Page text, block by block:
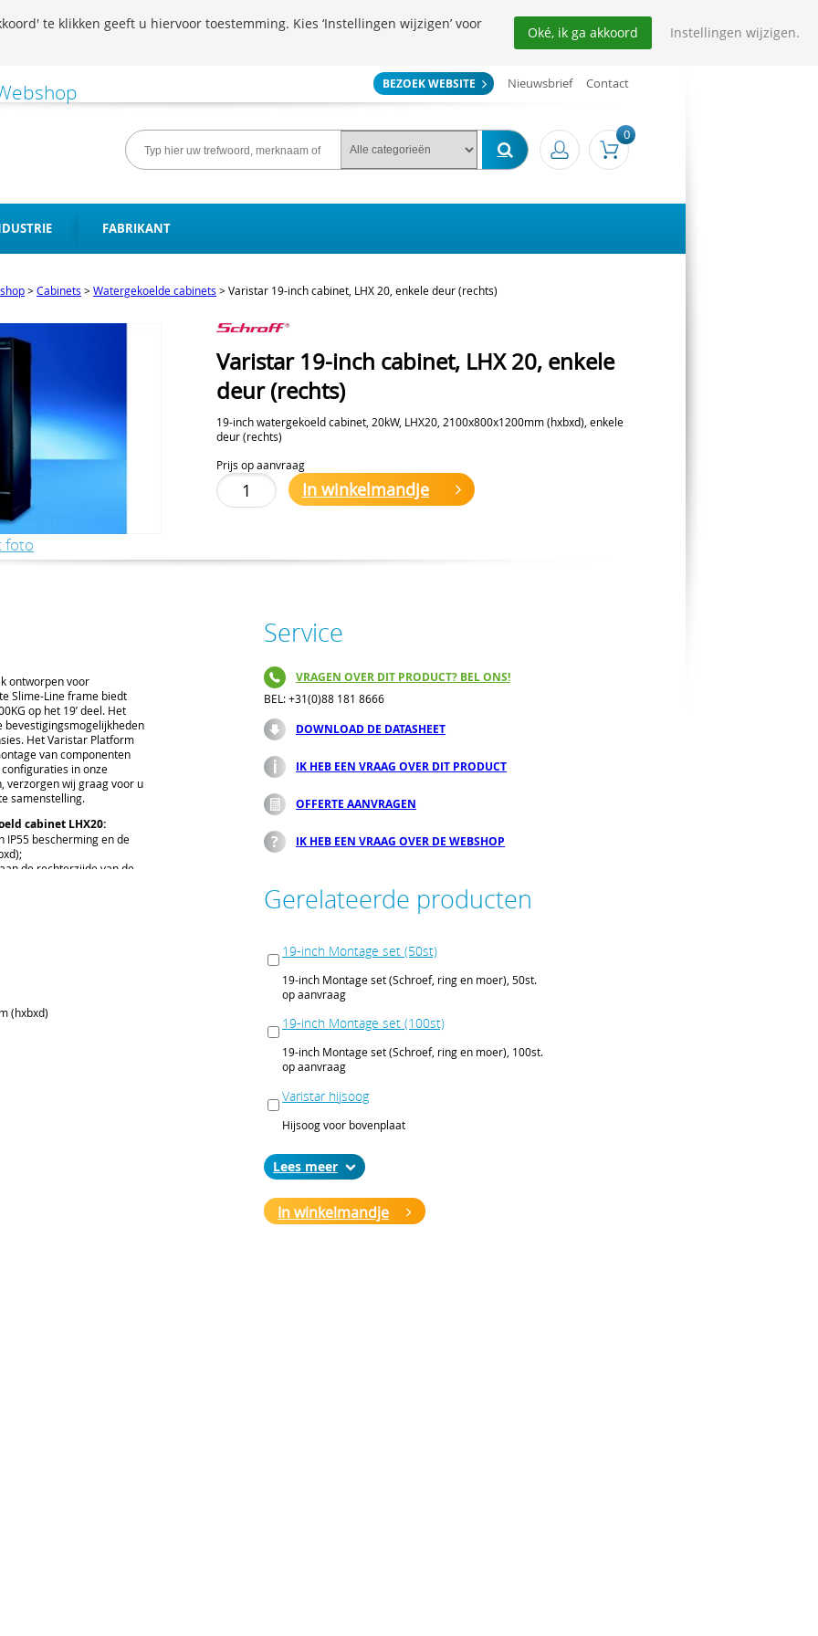
BEZOEK WEBSITE Nieuwsbrief Contact
0
FABRIKANT
>Cabinets >Watergekoelde cabinets >Varistar 19-inch cabinet, LHX 20, enkele deur (rechts)
foto
Varistar 19-inch cabinet, LHX 20, enkele
deur (rechts)
19-inch watergekoeld cabinet, 20kW, LHX20, 2100x800x1200mm (hxbxd), enkele
deur (rechts)
Prijs op aanvraag
In winkelmandje
ontworpen voor
Slime-Line frame biedt
op het 19’ deel. Het
bevestigingsmogelijkheden
Het Varistar Platform
van componenten
in onze
verzorgen wij graag voor u
samenstelling.
cabinet LHX20:
IP55 bescherming en de
de rechterzijde van de
vervangen;
en condens
schroeven M6 en/of
draagvermogen van
gemonteerd op 225mm;
verbonden aan
EN 50178, VDE 0160;
Kast en Frame
is tevens
RAL 7021, IP55;
3-punts
vergrendelingen en
7021 (2stuks);
RAL 7021;
en de 19”
230 Vac, RAL 7021;
Bij het afronden van uw
cabinet wordt
(hxbxd)
Service
VRAGEN OVER DIT PRODUCT? BEL ONS!
BEL: +31(0)88 181 8666
DOWNLOAD DE DATASHEET
IK HEB EEN VRAAG OVER DIT PRODUCT
OFFERTE AANVRAGEN
IK HEB EEN VRAAG OVER DE WEBSHOP
Gerelateerde producten
19-inch Montage set (50st)
19-inch Montage set (Schroef, ring en moer), 50st.
op aanvraag
19-inch Montage set (100st)
19-inch Montage set (Schroef, ring en moer), 100st.
op aanvraag
Varistar hijsoog
Hijsoog voor bovenplaat
Varistar slide rail, kort, 15kg (2st)
Slide rail kort is geschikt voor 19” slide mounts, 15kg (2st)
op aanvraag
Lees
In winkelmandje
te klikken geeft u hiervoor toestemming. Kies ‘Instellingen wijzigen’ voor
Oké, ik ga akkoord Instellingen wijzigen.